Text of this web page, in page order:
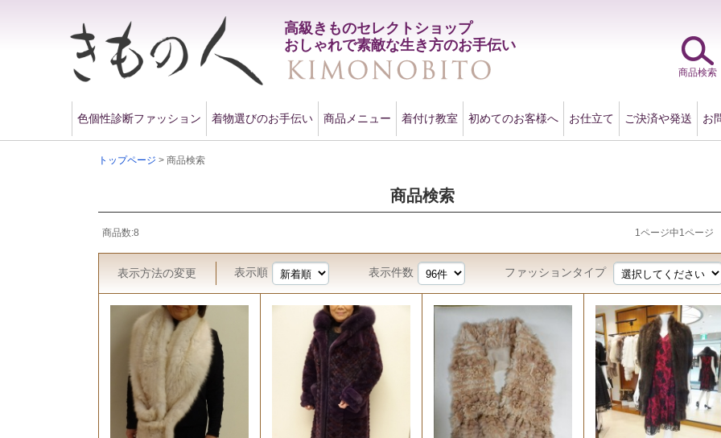
高級きものセレクトショップ
おしゃれで素敵な生き方のお手伝い
色個性診断ファッション 着物選びのお手伝い 商品メニュー 着付け教室 初めてのお客様へ お仕立て ご決済や発送 お
商品検索
トップページ > 商品検索
商品検索
商品数:8 1ページ中1ページ
表示方法の変更 表示順 表示件数 ファッションタイプ